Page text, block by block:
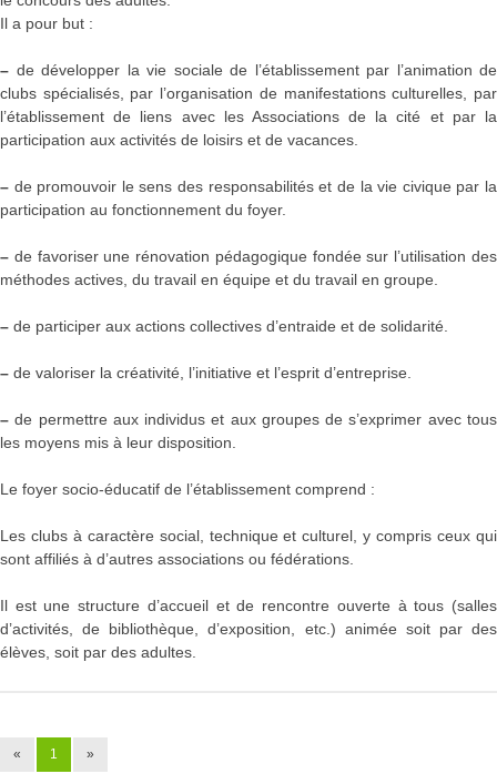
Il a pour but :
– de développer la vie sociale de l’établissement par l’animation de
clubs spécialisés, par l’organisation de manifestations culturelles, par
l’établissement de liens avec les Associations de la cité et par la
participation aux activités de loisirs et de vacances.
– de promouvoir le sens des responsabilités et de la vie civique par la
participation au fonctionnement du foyer.
– de favoriser une rénovation pédagogique fondée sur l’utilisation des
méthodes actives, du travail en équipe et du travail en groupe.
– de participer aux actions collectives d’entraide et de solidarité.
– de valoriser la créativité, l’initiative et l’esprit d’entreprise.
– de permettre aux individus et aux groupes de s’exprimer avec tous
les moyens mis à leur disposition.
Le foyer socio-éducatif de l’établissement comprend :
Les clubs à caractère social, technique et culturel, y compris ceux qui
sont affiliés à d’autres associations ou fédérations.
Il est une structure d’accueil et de rencontre ouverte à tous (salles
d’activités, de bibliothèque, d’exposition, etc.) animée soit par des
élèves, soit par des adultes.
« 1 »